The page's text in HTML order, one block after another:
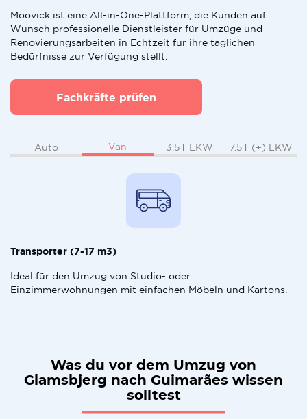
Moovick ist eine All-in-One-Plattform, die Kunden auf
Wunsch professionelle Dienstleister für Umzüge und
Renovierungsarbeiten in Echtzeit für ihre täglichen
Bedürfnisse zur Verfügung stellt.
Fachkräfte prüfen
Auto Van 3.5T LKW 7.5T (+) LKW
Transporter (7-17 m3)
Ideal für den Umzug von Studio- oder
Einzimmerwohnungen mit einfachen Möbeln und Kartons.
Was du vor dem Umzug von
Glamsbjerg nach Guimarães wissen
solltest